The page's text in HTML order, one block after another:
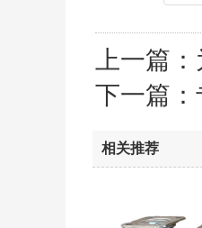
上一篇：
下一篇：
相关推荐